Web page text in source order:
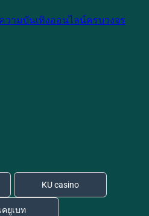
วามบันเทิงออนไลน์ครบวงจร
KU casino
เคยูเบท